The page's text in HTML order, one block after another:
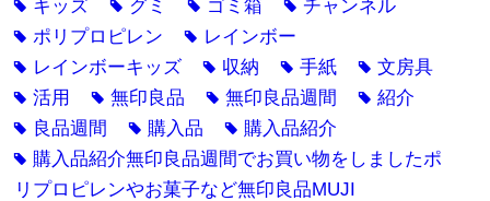
tag キッズ tag グミ tag ゴミ箱 tag チャンネル
tag ポリプロピレン tag レインボー
tag レインボーキッズ tag 収納 tag手紙 tag文房具
tag活用 tag無印良品 tag無印良品週間 tag紹介
tag 良品週間 tag 購入品 tag 購入品紹介
tag 購入品紹介無印良品週間でお買い物をしましたポ
リプロピレンやお菓子など無印良品MUJI